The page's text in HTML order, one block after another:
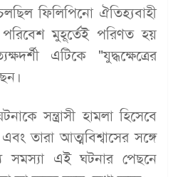
ফিলিপিনো ঐতিহ্যবাহী
মুহূর্তেই পরিণত হয়
এটিকে "যুদ্ধক্ষেত্রের
সন্ত্রাসী হামলা হিসেবে
তারা আত্মবিশ্বাসের সঙ্গে
সমস্যা এই ঘটনার পেছনে